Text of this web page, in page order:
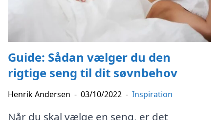
Guide: Sådan vælger du den
rigtige seng til dit søvnbehov
Henrik Andersen - 03/10/2022 - Inspiration
Når du skal vælge en seng, er det